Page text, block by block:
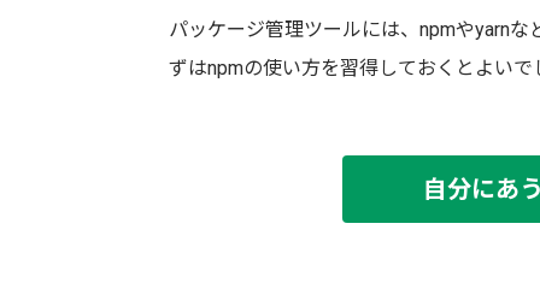
パッケージ管理ツールには、npmやyarn
ずはnpmの使い方を習得しておくとよいで
自分にあ